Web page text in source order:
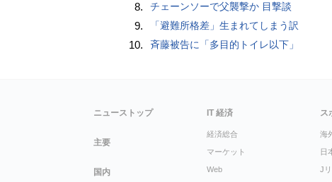
8. チェーンソーで父襲撃か 目撃談
9. 「避難所格差」生まれてしまう訳
10. 斉藤被告に「多目的トイレ以下」
ニューストップ
主要
国内
IT 経済
経済総合
マーケット
Web
ス
海
日
J